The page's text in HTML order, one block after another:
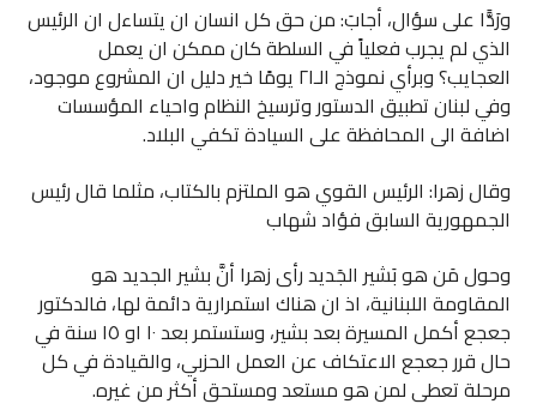
ورَدًّا على سؤال، أجابَ: من حق كل انسان ان يتساءل ان الرئيس
الذي لم يجرب فعلياً في السلطة كان ممكن ان يعمل
العجايب؟ وبرأي نموذج الـ٢١ يومًا خير دليل ان المشروع موجود،
وفي لبنان تطبيق الدستور وترسيخ النظام واحياء المؤسسات
اضافة الى المحافظة على السيادة تكفي البلاد.
وقال زهرا: الرئيس القوي هو الملتزم بالكتاب، مثلما قال رئيس
الجمهورية السابق فؤاد شهاب
وحول مَن هو بَشير الجَديد رأى زهرا أنَّ بشير الجديد هو
المقاومة اللبنانية، اذ ان هناك استمرارية دائمة لها، فالدكتور
جعجع أكمل المسيرة بعد بشير، وستستمر بعد ١٠ او ١٥ سنة في
حال قرر جعجع الاعتكاف عن العمل الحزبي، والقيادة في كل
مرحلة تعطى لمن هو مستعد ومستحق أكثر من غيره.